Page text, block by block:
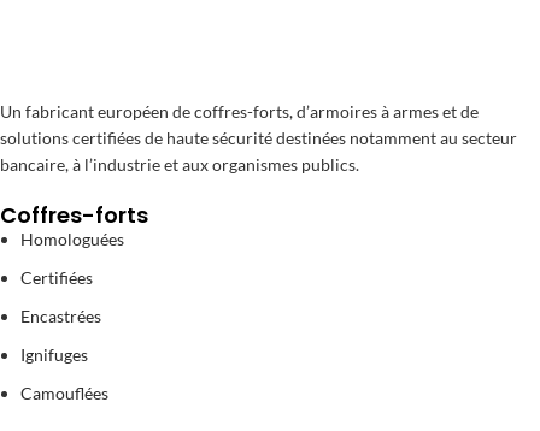
Un fabricant européen de coffres-forts, d’armoires à armes et de
solutions certifiées de haute sécurité destinées notamment au secteur
bancaire, à l’industrie et aux organismes publics.
Coffres-forts
Homologuées
Certifiées
Encastrées
Ignifuges
Camouflées